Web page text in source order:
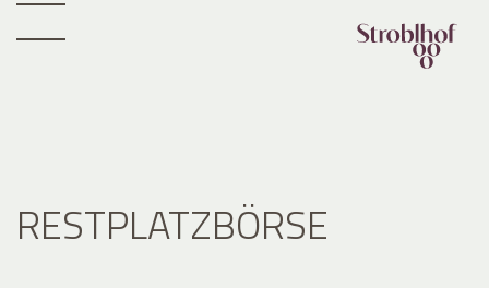
RESTPLATZBÖRSE